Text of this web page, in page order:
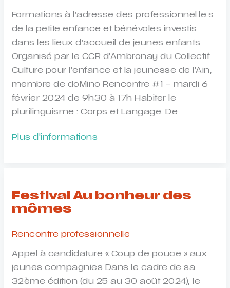
Formations à l’adresse des professionnel.le.s
de la petite enfance et bénévoles investis
dans les lieux d’accueil de jeunes enfants
Organisé par le CCR d’Ambronay du Collectif
Culture pour l’enfance et la jeunesse de l’Ain,
membre de doMino Rencontre #1 – mardi 6
février 2024 de 9h30 à 17h Habiter le
plurilinguisme : Corps et Langage. De
FORMATION
Plus d'informations
Festival Au bonheur des
mômes
Rencontre professionnelle
Appel à candidature « Coup de pouce » aux
jeunes compagnies Dans le cadre de sa
32ème édition (du 25 au 30 août 2024), le